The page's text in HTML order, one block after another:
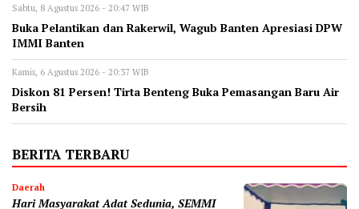
Sabtu, 8 Agustus 2026 - 20:47 WIB
Buka Pelantikan dan Rakerwil, Wagub Banten Apresiasi DPW
IMMI Banten
Kamis, 6 Agustus 2026 - 20:37 WIB
Diskon 81 Persen! Tirta Benteng Buka Pemasangan Baru Air
Bersih
BERITA TERBARU
Daerah
Hari Masyarakat Adat Sedunia, SEMMI